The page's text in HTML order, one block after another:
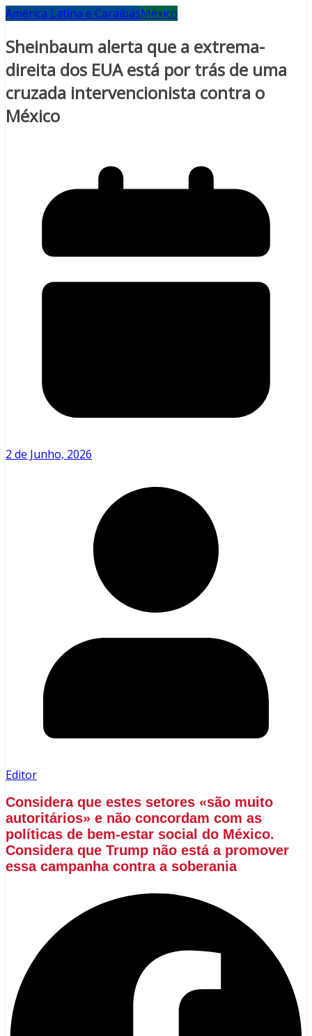
América Latina e CaraíbasMéxico
Sheinbaum alerta que a extrema-
direita dos EUA está por trás de uma
cruzada intervencionista contra o
México
2 de Junho, 2026
Editor
Considera que estes setores «são muito
autoritários» e não concordam com as
políticas de bem-estar social do México.
Considera que Trump não está a promover
essa campanha contra a soberania